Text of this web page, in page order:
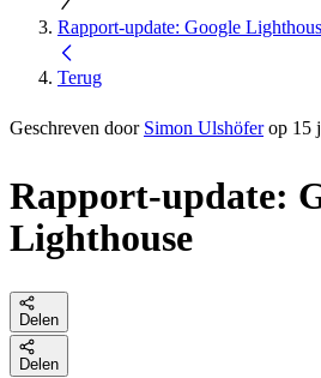
Rapport-update: Google
Terug
Geschreven door Simon Ulshöferop 15
Rapport-update:
Lighthouse
Delen
Delen